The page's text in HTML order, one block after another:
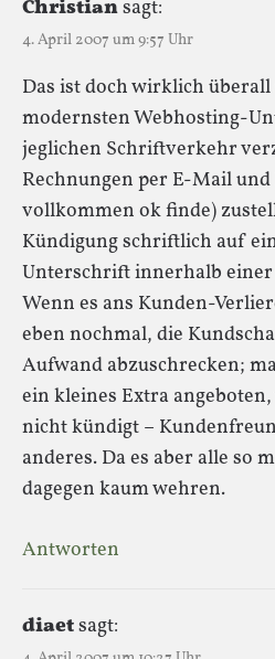
Christiansagt:
4. April 2007 um 9:57 Uhr
Das ist doch wirklich überall
modernsten Webhosting-
jeglichen Schriftverkehr
Rechnungen per E-Mail und
vollkommen ok finde)
Kündigung schriftlich auf
Unterschrift innerhalb
Wenn es ans Kunden-
eben nochmal, die
Aufwand abzuschrecken;
ein kleines Extra
nicht kündigt –
anderes. Da es aber alle so
dagegen kaum wehren.
Antworten
diaetsagt: